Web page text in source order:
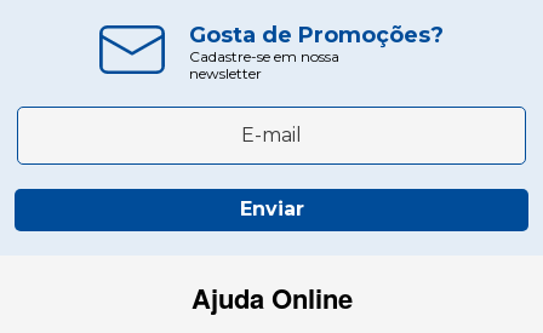
Gosta de Promoções?
Cadastre-se em nossa
newsletter
Enviar
Ajuda Online